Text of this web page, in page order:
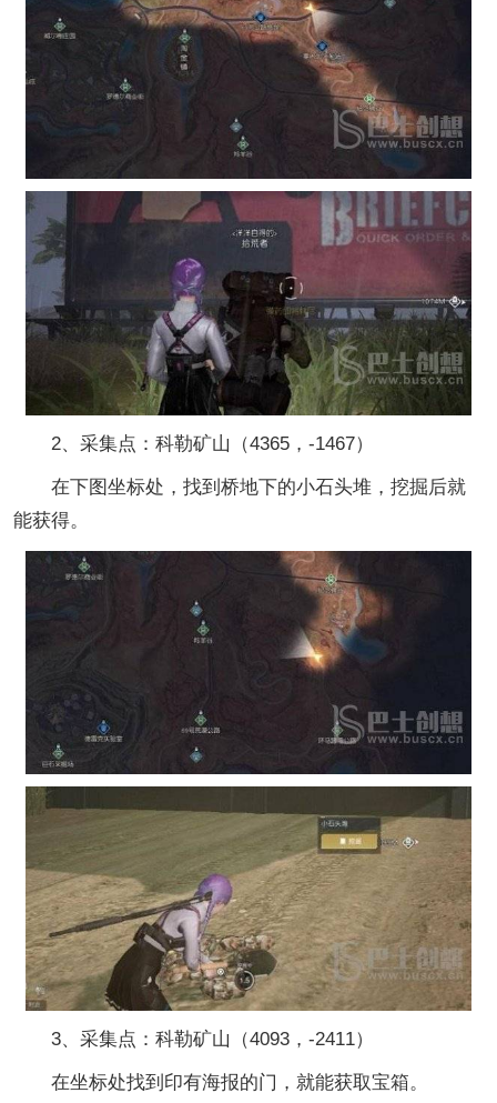
2、采集点：科勒矿山（4365，-1467）
在下图坐标处，找到桥地下的小石头堆，挖掘后就
能获得。
3、采集点：科勒矿山（4093，-2411）
在坐标处找到印有海报的门，就能获取宝箱。